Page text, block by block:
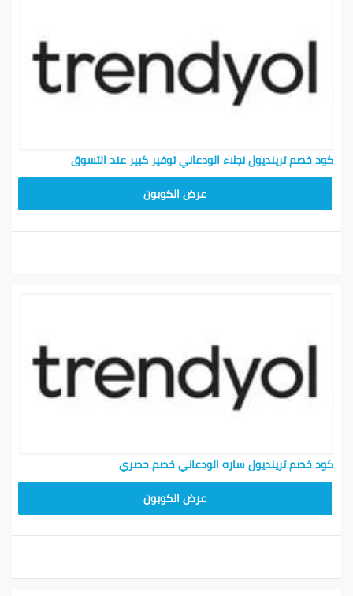
كود خصم ترينديول نجلاء الودعاني توفير كبير عند التسوق
عرض الكوبون
كود خصم ترينديول ساره الودعاني خصم حصري
عرض الكوبون